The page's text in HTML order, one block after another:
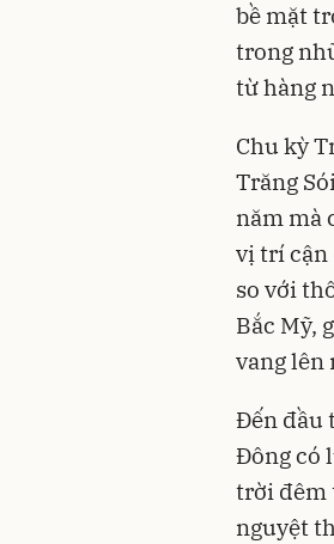
bề mặt
trong
từ hàng
Chu kỳ
Trăng
năm mà
vị trí cận
so với
Bắc Mỹ,
vang lên
Đến đầu
Đông có
trời đêm
nguyệt